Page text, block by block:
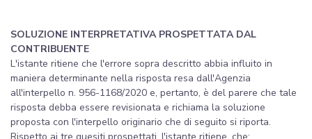
SOLUZIONE INTERPRETATIVA PROSPETTATA DAL
CONTRIBUENTE
L'istante ritiene che l'errore sopra descritto abbia influito in
maniera determinante nella risposta resa dall'Agenzia
all'interpello n. 956-1168/2020 e, pertanto, è del parere che tale
risposta debba essere revisionata e richiama la soluzione
proposta con l'interpello originario che di seguito si riporta.